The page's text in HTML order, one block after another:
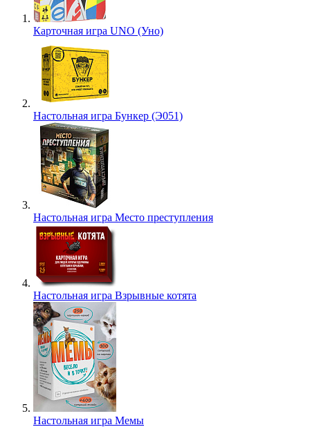
Карточная игра UNO (Уно)
Настольная игра Бункер (Э051)
Настольная игра Место преступления
Настольная игра Взрывные котята
Настольная игра Мемы